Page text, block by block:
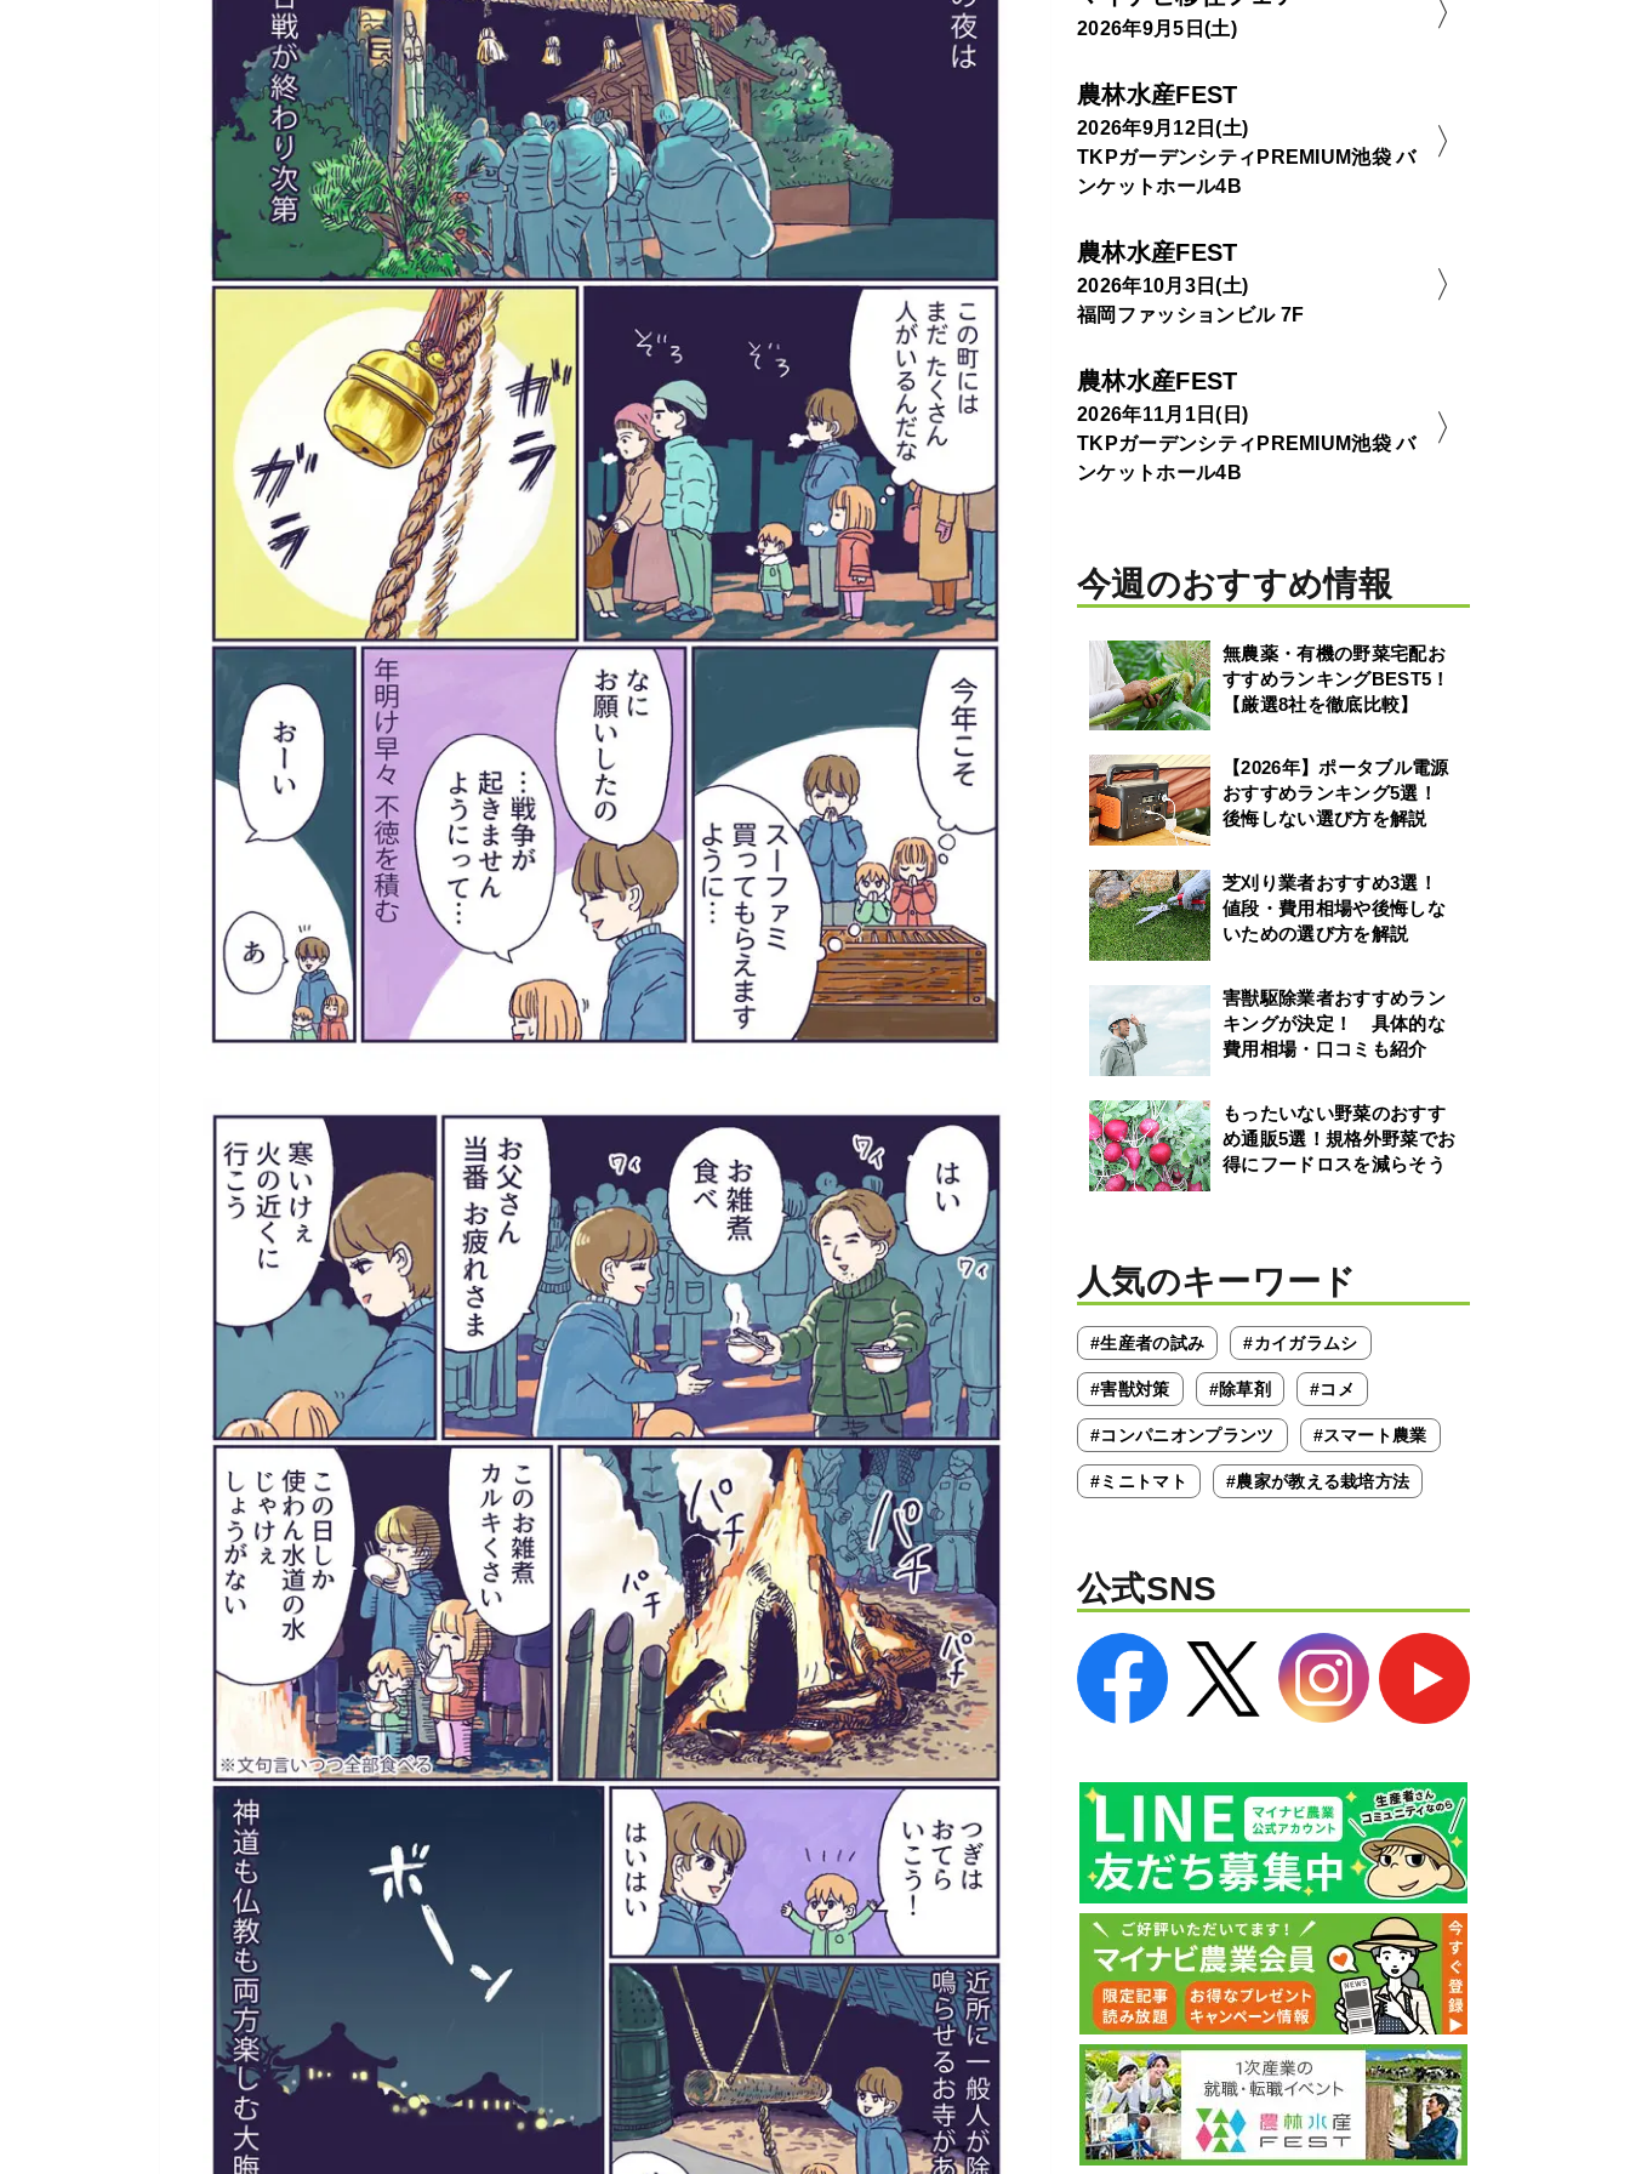
2026年9月5日(土)
農林水産FEST
2026年9月12日(土)
TKPガーデンシティPREMIUM池袋 バ
ンケットホール4B
農林水産FEST
2026年10月3日(土)
福岡ファッションビル 7F
農林水産FEST
2026年11月1日(日)
TKPガーデンシティPREMIUM池袋 バ
ンケットホール4B
今週のおすすめ情報
無農薬・有機の野菜宅配お
すすめランキングBEST5！
【厳選8社を徹底比較】
【2026年】ポータブル電源
おすすめランキング5選！
後悔しない選び方を解説
芝刈り業者おすすめ3選！
値段・費用相場や後悔しな
いための選び方を解説
害獣駆除業者おすすめラン
キングが決定！ 具体的な
費用相場・口コミも紹介
もったいない野菜のおすす
め通販5選！規格外野菜でお
得にフードロスを減らそう
人気のキーワード
#生産者の試み #カイガラムシ
#害獣対策 #除草剤 #コメ
#コンパニオンプランツ #スマート農業
#ミニトマト #農家が教える栽培方法
公式SNS